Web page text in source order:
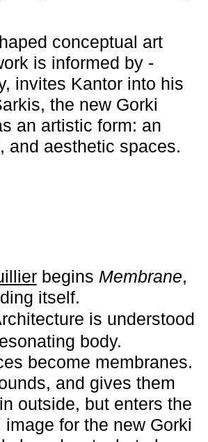
conceptual art
is informed by
invites Kantor into his
the new Gorki
an artistic form: an
and aesthetic spaces.
begins ­ Membrane,
itself.
is understood
body.
become membranes.
and gives them
outside, but enters the
for the new Gorki